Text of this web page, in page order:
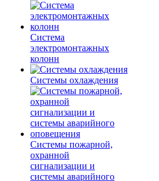
Система
электромонтажных
колонн
Системы охлаждения
Системы пожарной,
охранной
сигнализации и
системы аварийного